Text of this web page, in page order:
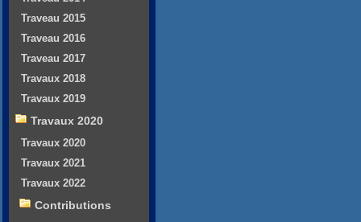
Traveau 2015
Traveau 2016
Traveau 2017
Travaux 2018
Travaux 2019
Travaux 2020
Travaux 2020
Travaux 2021
Travaux 2022
Contributions